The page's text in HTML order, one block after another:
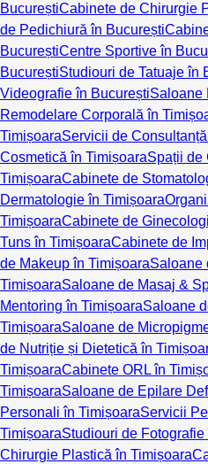
BucureștiCabinete de Chirurgie
de Pedichiură în București
BucureștiCentre Sportive în
BucureștiStudiouri de Tatuaje în
Videografie în BucureștiSaloane
Remodelare Corporală în
TimișoaraServicii de
Cosmetică în TimișoaraSpații de
TimișoaraCabinete de
Dermatologie în Timișoara
TimișoaraCabinete de
Tuns în TimișoaraCabinete de
de Makeup în TimișoaraSaloane
TimișoaraSaloane de Masaj &
Mentoring în TimișoaraSaloane
TimișoaraSaloane de
de Nutriție și Dietetică în
TimișoaraCabinete ORL în
TimișoaraSaloane de Epilare
Personali în TimișoaraServicii
TimișoaraStudiouri de Fotografie
Chirurgie Plastică în Timișoara